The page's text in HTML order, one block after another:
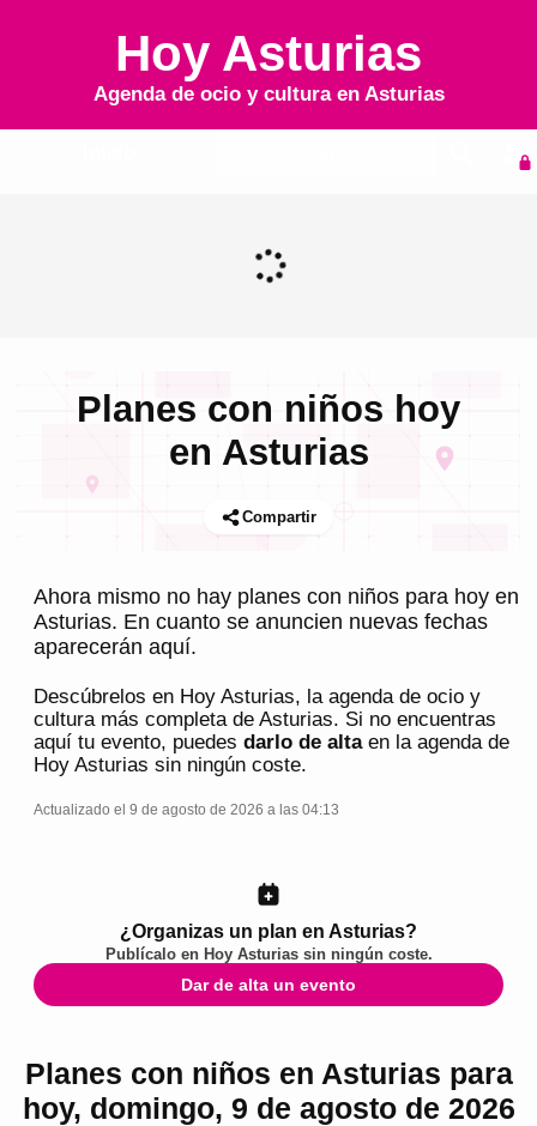
Hoy Asturias
Agenda de ocio y cultura en Asturias
Planes con niños hoy
en Asturias
Compartir
Ahora mismo no hay planes con niños para hoy en
Asturias. En cuanto se anuncien nuevas fechas
aparecerán aquí.
Descúbrelos en Hoy Asturias, la agenda de ocio y
cultura más completa de Asturias. Si no encuentras
aquí tu evento, puedes darlo de altaen la agenda de
Hoy Asturias sin ningún coste.
Actualizado el 9 de agosto de 2026 a las 04:13
¿Organizas un plan en Asturias?
Publícalo en Hoy Asturiassin ningún coste.
Dar de alta un evento
Planes con niños en Asturias para
hoy, domingo, 9 de agosto de 2026